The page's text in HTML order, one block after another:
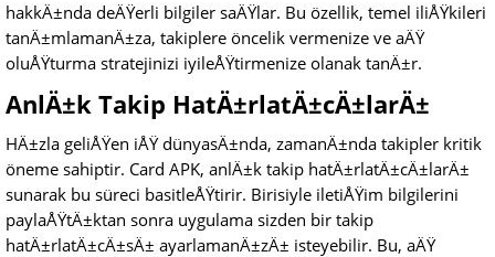
hakkÄ±nda deÄŸerli bilgiler saÄŸlar. Bu özellik, temel iliÅŸkileri
tanÄ±mlamanÄ±za, takiplere öncelik vermenize ve aÄŸ
oluÅŸturma stratejinizi iyileÅŸtirmenize olanak tanÄ±r.
AnlÄ±k Takip HatÄ±rlatÄ±cÄ±larÄ±
HÄ±zla geliÅŸen iÅŸ dünyasÄ±nda, zamanÄ±nda takipler kritik
öneme sahiptir. Card APK, anlÄ±k takip hatÄ±rlatÄ±cÄ±larÄ±
sunarak bu süreci basitleÅŸtirir. Birisiyle iletiÅŸim bilgilerini
paylaÅŸtÄ±ktan sonra uygulama sizden bir takip
hatÄ±rlatÄ±cÄ±sÄ± ayarlamanÄ±zÄ± isteyebilir. Bu, aÄŸ